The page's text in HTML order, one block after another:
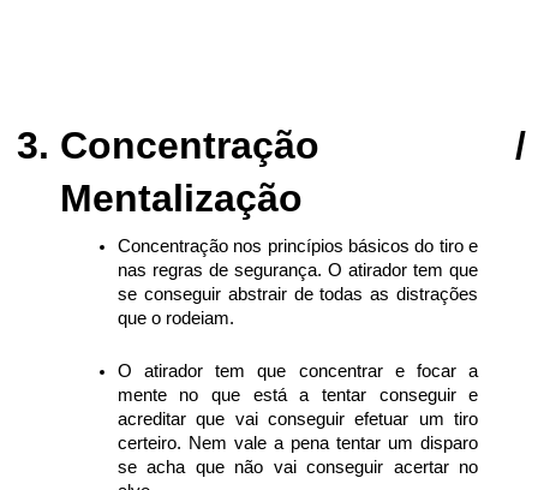
Concentração /
Mentalização
Concentração nos princípios básicos do tiro e
nas regras de segurança. O atirador tem que
se conseguir abstrair de todas as distrações
que o rodeiam.
O atirador tem que concentrar e focar a
mente no que está a tentar conseguir e
acreditar que vai conseguir efetuar um tiro
certeiro. Nem vale a pena tentar um disparo
se acha que não vai conseguir acertar no